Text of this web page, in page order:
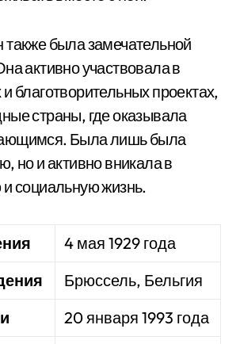
была замечательной
активно участвовала в
благотворительных проектах,
страны, где оказывала
Была лишь была
но и активно вникала в
социальную жизнь.
4 мая 1929 года
Брюссель, Бельгия
20 января 1993 года